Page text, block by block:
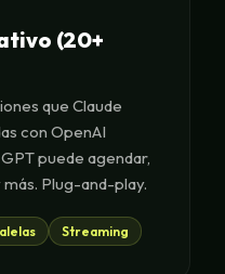
(20+
que Claude
con OpenAI
puede agendar,
Plug-and-play.
Streaming